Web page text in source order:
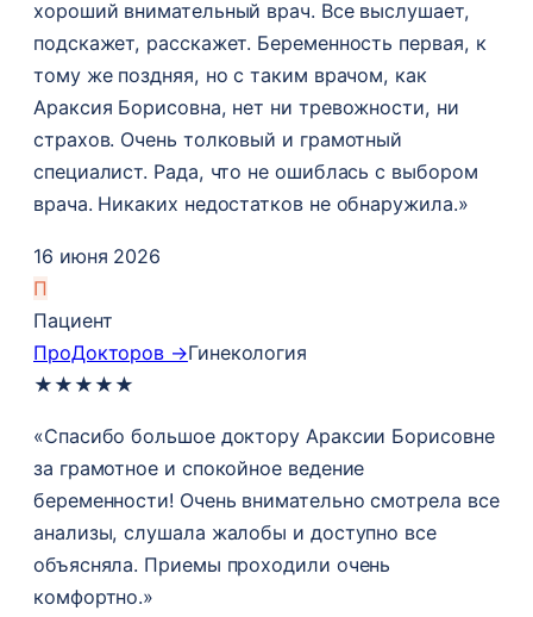
хороший внимательный врач. Все выслушает,
подскажет, расскажет. Беременность первая, к
тому же поздняя, но с таким врачом, как
Араксия Борисовна, нет ни тревожности, ни
страхов. Очень толковый и грамотный
специалист. Рада, что не ошиблась с выбором
врача. Никаких недостатков не обнаружила.»
16 июня 2026
П
Пациент
ПроДокторов →Гинекология
★ ★ ★ ★ ★
«Спасибо большое доктору Араксии Борисовне
за грамотное и спокойное ведение
беременности! Очень внимательно смотрела все
анализы, слушала жалобы и доступно все
объясняла. Приемы проходили очень
комфортно.»